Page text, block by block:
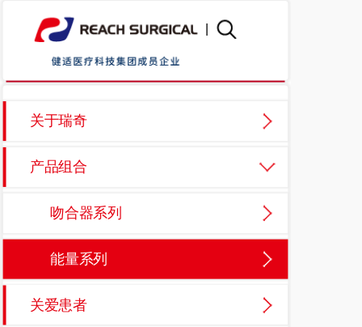
关于瑞奇
产品组合
吻合器系列
能量系列
关爱患者